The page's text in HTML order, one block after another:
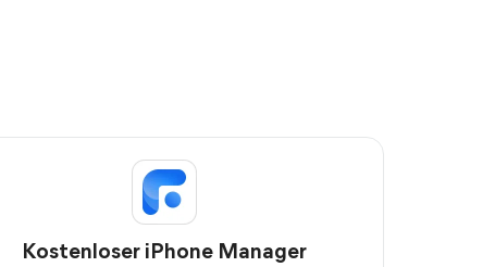
Kostenloser iPhone Manager